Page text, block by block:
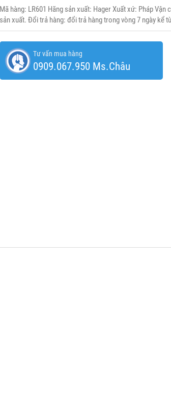
Mã hàng: LR601 Hãng sản xuất: Hager Xuất xứ: Pháp
sản xuất. Đổi trả hàng: đổi trả hàng trong vòng 7 ngày kể
Tư vấn mua hàng
0909.067.950 Ms.Châu